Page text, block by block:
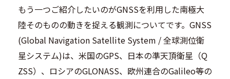
もう一つご紹介したいのがGNSSを利用した南極大
陸そのものの動きを捉える観測についてです。GNSS
(Global Navigation Satellite System / 全球測位衛
星システム)は、米国のGPS、日本の準天頂衛星（Q
ZSS）、ロシアのGLONASS、欧州連合のGalileo等の